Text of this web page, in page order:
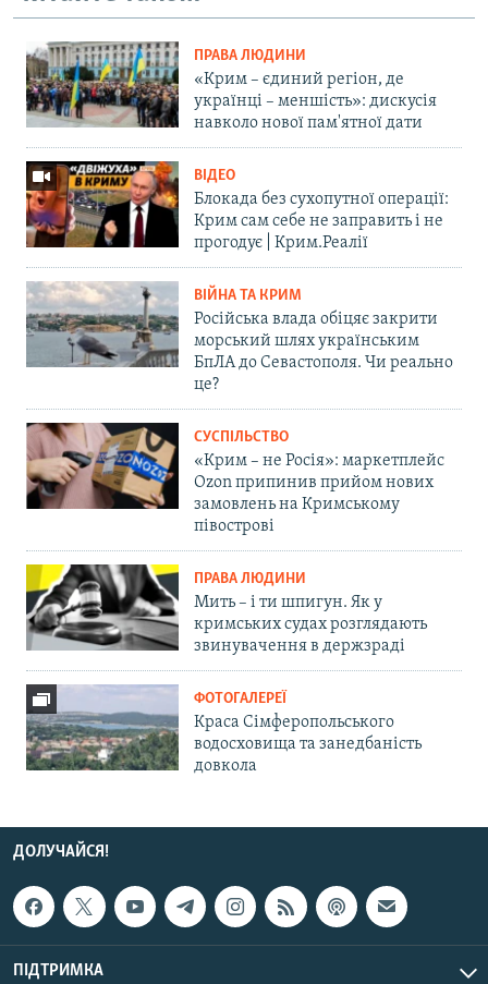
ПРАВА ЛЮДИНИ
«Крим – єдиний регіон, де
українці – меншість»: дискусія
навколо нової пам'ятної дати
ВІДЕО
Блокада без сухопутної операції:
Крим сам себе не заправить і не
прогодує | Крим.Реалії
ВІЙНА ТА КРИМ
Російська влада обіцяє закрити
морський шлях українським
БпЛА до Севастополя. Чи реально
це?
СУСПІЛЬСТВО
«Крим – не Росія»: маркетплейс
Ozon припинив прийом нових
замовлень на Кримському
півострові
ПРАВА ЛЮДИНИ
Мить – і ти шпигун. Як у
кримських судах розглядають
звинувачення в держзраді
ФОТОГАЛЕРЕЇ
Краса Сімферопольського
водосховища та занедбаність
довкола
ДОЛУЧАЙСЯ!
ПІДТРИМКА